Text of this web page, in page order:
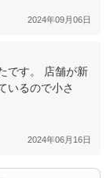
2024年09月06日
です。 店舗が新
いるので小さ
2024年06月16日